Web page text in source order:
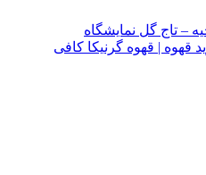
– تاج گل نمایشگاه
قهوه | قهوه گرنیکا کافی